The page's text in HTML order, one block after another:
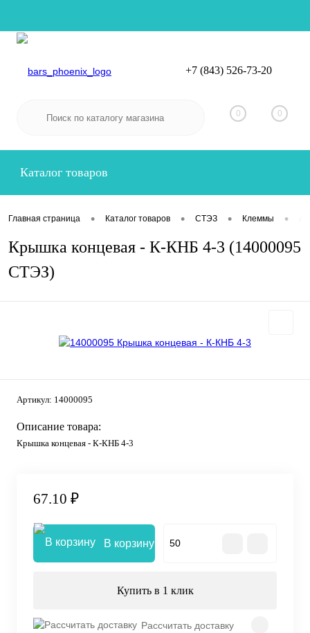
Вход
+7 (843) 526-73-20
0 0
Каталог товаров
Главная страница • Каталог товаров • СТЭЗ • Клеммы •
Крышка концевая - К-КНБ 4-3 (14000095
СТЭЗ)
Артикул: 14000095
Описание товара:
Крышка концевая - К-КНБ 4-3
67.10 ₽
В корзину
Купить в 1 клик
Рассчитать доставку